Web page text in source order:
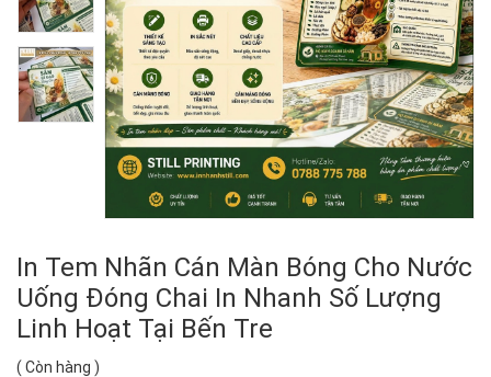
In Tem Nhãn Cán Màn Bóng Cho Nước
Uống Đóng Chai In Nhanh Số Lượng
Linh Hoạt Tại Bến Tre
( Còn hàng )